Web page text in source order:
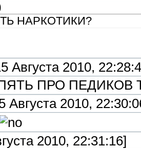
НАРКОТИКИ?
Августа 2010,
ПРО ПЕДИКОВ
Августа 2010,
2010, 22:31:16]